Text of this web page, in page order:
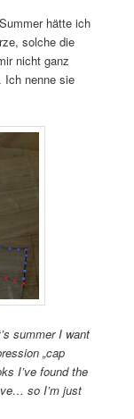
hätte ich
solche die
nicht ganz
Ich nenne sie
summer I want
„cap
I’ve found the
so I’m just